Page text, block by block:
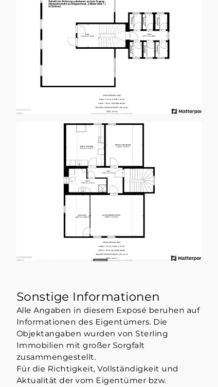
Sonstige Informationen
Alle Angaben in diesem Exposé beruhen auf
Informationen des Eigentümers. Die
Objektangaben wurden von Sterling
Immobilien mit großer Sorgfalt
zusammengestellt.
Für die Richtigkeit, Vollständigkeit und
Aktualität der vom Eigentümer bzw.